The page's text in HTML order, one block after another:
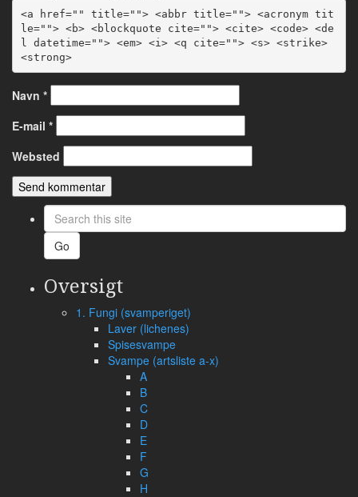
<a href="" title=""> <abbr title=""> <acronym tit
le=""> <b> <blockquote cite=""> <cite> <code> <de
l datetime=""> <em> <i> <q cite=""> <s> <strike>
<strong>
Navn *
E-mail *
Websted
Search
this
site
Go
Oversigt
1. Fungi (svamperiget)
Laver (lichenes)
Spisesvampe
Svampe (artsliste a-x)
A
B
C
D
E
F
G
H